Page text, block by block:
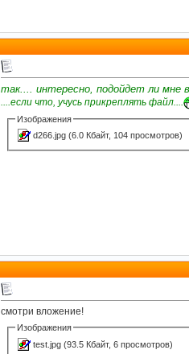
так.... интересно, подойдет ли мне
....если что, учусь прикреплять файл....
Изображения
d266.jpg (6.0 Кбайт, 104 просмотров)
смотри вложение!
Изображения
test.jpg (93.5 Кбайт, 6 просмотров)